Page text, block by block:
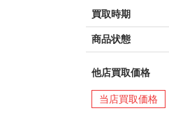
買取時期
商品状態
他店買取価格
当店買取価格